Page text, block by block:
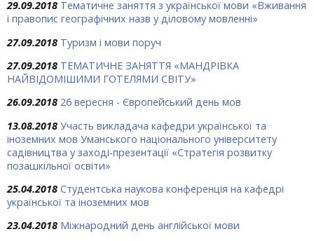
29.09.2018 Тематичне заняття з української мови «Вживання
і правопис географічних назв у діловому мовленні»
27.09.2018 Туризм і мови поруч
27.09.2018 ТЕМАТИЧНЕ ЗАНЯТТЯ «МАНДРІВКА
НАЙВІДОМІШИМИ ГОТЕЛЯМИ СВІТУ»
26.09.2018 26 вересня - Європейський день мов
13.08.2018 Участь викладача кафедри української та
іноземних мов Уманського національного університету
садівництва у заході-презентації «Стратегія розвитку
позашкільної освіти»
25.04.2018 Студентська наукова конференція на кафедрі
української та іноземних мов
23.04.2018 Міжнародний день англійської мови